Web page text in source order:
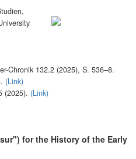
Chronik 132.2 (2025), S. 536–8.
(Link)
(2025). (Link)
for the History of the Early